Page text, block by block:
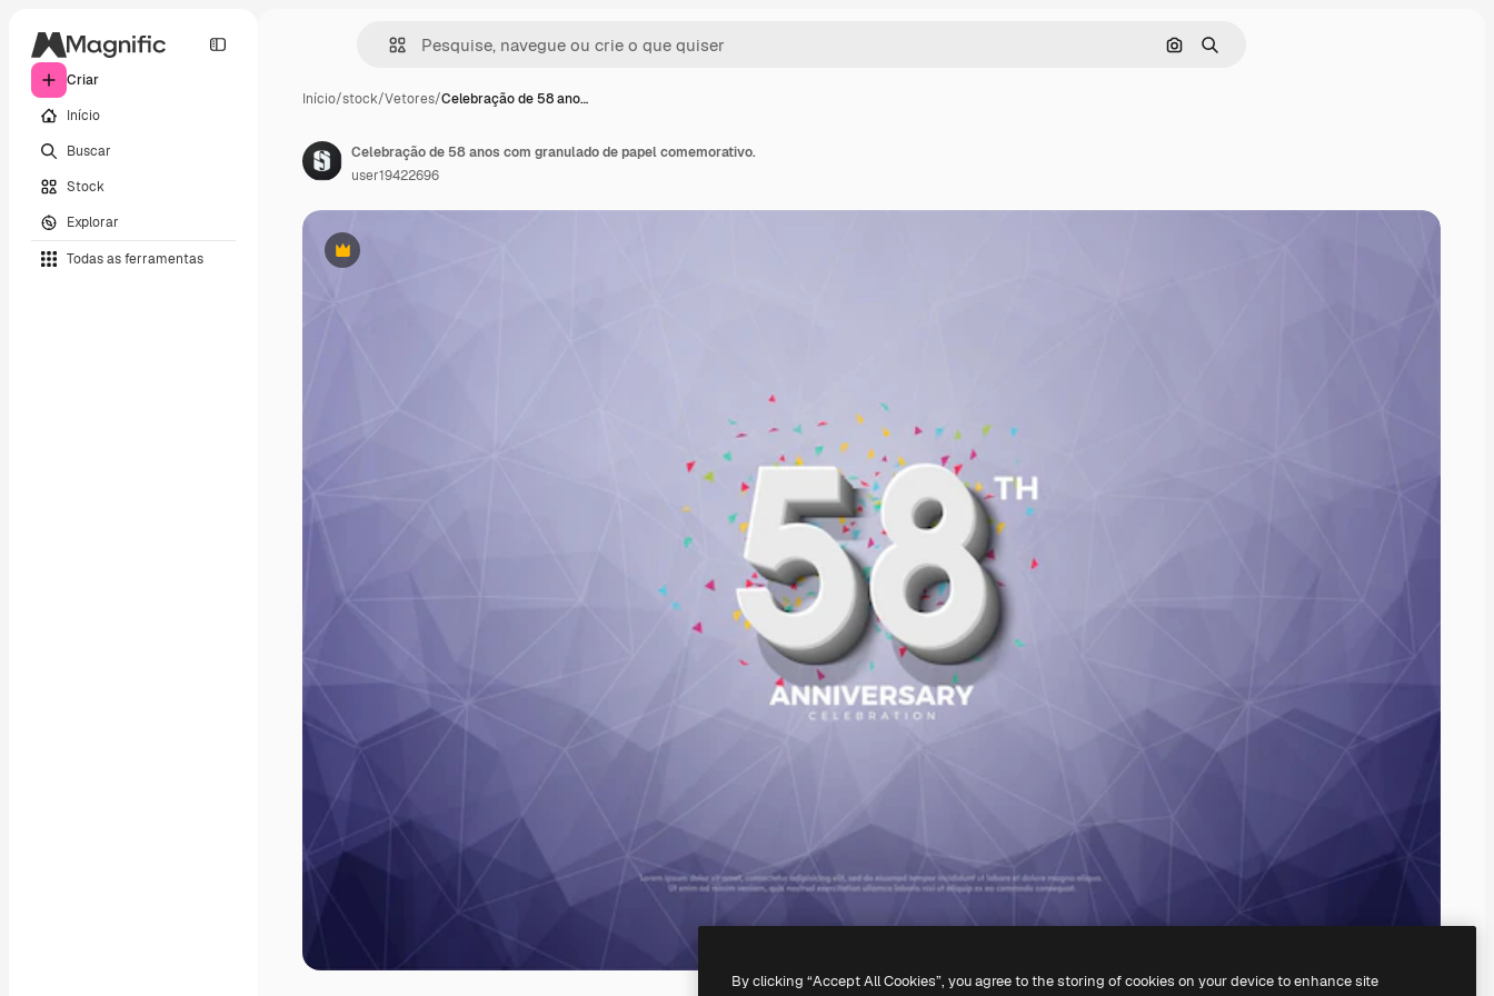
Criar
Início
Buscar
Stock
Explorar
Todas as ferramentas
Pesquisar por imagem
Buscar
Início/stock/Vetores/Celebração de 58 ano…
Premium
Celebração de 58 anos com granulado de papel comemorativo.
user19422696
By clicking “Accept All Cookies”, you agree to the storing of cookies on your device to enhance site